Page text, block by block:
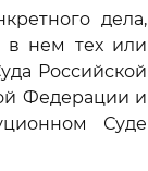
дела,
в нем тех или
Российской
Федерации и
Суде